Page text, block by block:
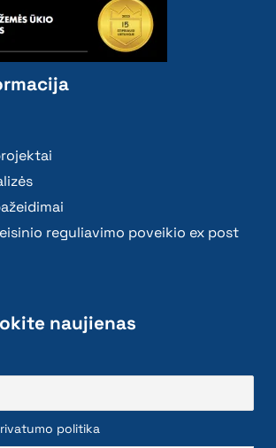
reguliavimo poveikio ex post
naujienas
politika